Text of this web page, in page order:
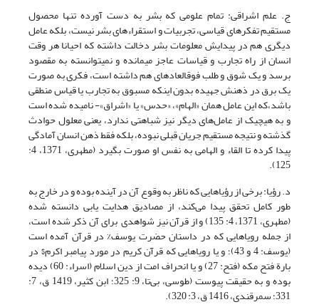
ج. علم اشراقى‏: تمام علومى که بشر به دست آورده تنها محصول
مستقیم تفکرهاى قیاسى، تجربیات و استقراءهاى بشر نیست، بلکه عامل
دیگرى هم در پیدایش معلومات بشر دخالت داشته که احیانا هر وقت
انسان از راه تجارب و قیاسات عاجز مى‏مانده و نمى‏توانسته به مقصود
برسد و یک شوق و طلب فوق‏العاده‏اى هم داشته است، فکرى به صورت
یک برق در ذهنش جهیده بدون اینکه مسبوق به تجارب یا قیاس منطقى
باشد،که این عامل همان «الهام»، «حدس» یا «اشراق»- نامیده شده است
و به هیچیک از عامل‌های دیگر نیز شباهتى ندارد، یعنى معلول حوادث
گذشته و نتیجه مستقیم جریان قبلى نبوده، بلکه فقط ذهن انسان آمادگى‏
پیدا کرده تا القاء و الهامى به نفس او صورت بگیرد (مطهری، 1371، 4:
125).
د. رؤیا: برخی از رؤیاهایی که ناظر به وقوع آن در آینده بوده و در خارج به
طور کامل تحقق پیدا می‌کند، از مصادیق هدایت‌ یابی دانسته شده
(مطهری، 1371، ‏4: 135) و از قرآن نیز شواهدی برای آن ذکر شده است،
از جمله رویاهایی که در داستان حضرت یوسف% در قرآن آمده است
(یوسف: 4 و 43)؛ و یا رویاهایی که قرآن کریم در مورد پیامبر اکرم$ در
بارة فتح مکه (فتح: 27) و یا انحراف امت از دین اسلام (اسراء: 60) دیده
بوده و به حقیقت پیوست (طوسی، بی‌تا، 9: 325؛ ابن کثیر، 1419 ق، 7:
331؛ سمرقندی، 1416 ق، 3: 320).